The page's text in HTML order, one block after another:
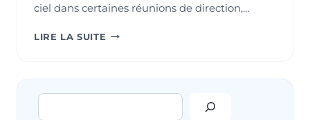
ciel dans certaines réunions de direction,…
LIRE LA SUITE L’APPROCHE
Rechercher